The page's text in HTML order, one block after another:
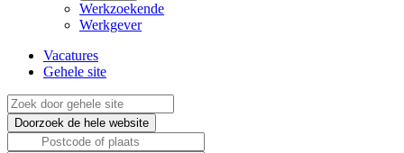
Werkzoekende
Werkgever
Vacatures
Gehele site